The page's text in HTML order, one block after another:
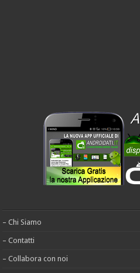
– Chi Siamo
– Contatti
– Collabora con noi